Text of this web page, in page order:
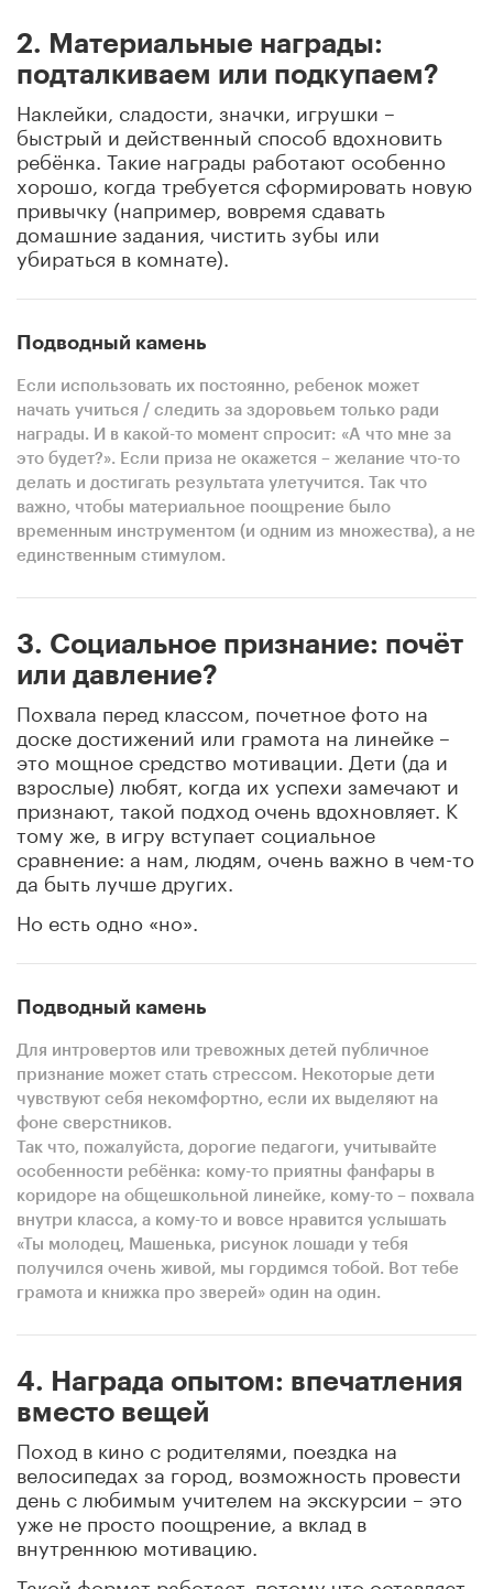
2. Материальные награды:
подталкиваем или подкупаем?
Наклейки, сладости, значки, игрушки –
быстрый и действенный способ вдохновить
ребёнка. Такие награды работают особенно
хорошо, когда требуется сформировать новую
привычку (например, вовремя сдавать
домашние задания, чистить зубы или
убираться в комнате).
Подводный камень
Если использовать их постоянно, ребенок может
начать учиться / следить за здоровьем только ради
награды. И в какой-то момент спросит: «А что мне за
это будет?». Если приза не окажется – желание что-то
делать и достигать результата улетучится. Так что
важно, чтобы материальное поощрение было
временным инструментом (и одним из множества), а не
единственным стимулом.
3. Социальное признание: почёт
или давление?
Похвала перед классом, почетное фото на
доске достижений или грамота на линейке –
это мощное средство мотивации. Дети (да и
взрослые) любят, когда их успехи замечают и
признают, такой подход очень вдохновляет. К
тому же, в игру вступает социальное
сравнение: а нам, людям, очень важно в чем-то
да быть лучше других.
Но есть одно «но».
Подводный камень
Для интровертов или тревожных детей публичное
признание может стать стрессом. Некоторые дети
чувствуют себя некомфортно, если их выделяют на
фоне сверстников.
Так что, пожалуйста, дорогие педагоги, учитывайте
особенности ребёнка: кому-то приятны фанфары в
коридоре на общешкольной линейке, кому-то – похвала
внутри класса, а кому-то и вовсе нравится услышать
«Ты молодец, Машенька, рисунок лошади у тебя
получился очень живой, мы гордимся тобой. Вот тебе
грамота и книжка про зверей» один на один.
4. Награда опытом: впечатления
вместо вещей
Поход в кино с родителями, поездка на
велосипедах за город, возможность провести
день с любимым учителем на экскурсии – это
уже не просто поощрение, а вклад в
внутреннюю мотивацию.